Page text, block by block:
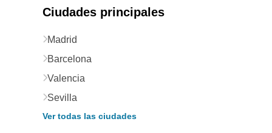
Ciudades principales
Madrid
Barcelona
Valencia
Sevilla
Ver todas las ciudades